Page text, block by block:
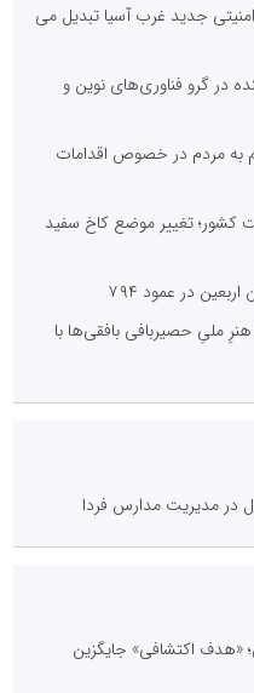
امنیتی جدید غرب آسیا تبدیل می
در گرو فناوری‌های نوین و
به مردم در خصوص اقدامات
کشور؛ تغییر موضع کاخ سفید
در عمود ۷۹۴
ملیِ حصیربافی بافقی‌ها با
در مدیریت مدارس فردا
«هدف اکتشافی» جایگزین